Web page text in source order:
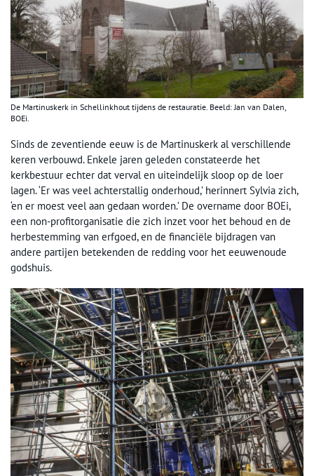
De Martinuskerk in Schellinkhout tijdens de restauratie. Beeld: Jan van Dalen,
BOEi.
Sinds de zeventiende eeuw is de Martinuskerk al verschillende
keren verbouwd. Enkele jaren geleden constateerde het
kerkbestuur echter dat verval en uiteindelijk sloop op de loer
lagen. ‘Er was veel achterstallig onderhoud,’ herinnert Sylvia zich,
‘en er moest veel aan gedaan worden.’ De overname door BOEi,
een non-profitorganisatie die zich inzet voor het behoud en de
herbestemming van erfgoed, en de financiële bijdragen van
andere partijen betekenden de redding voor het eeuwenoude
godshuis.